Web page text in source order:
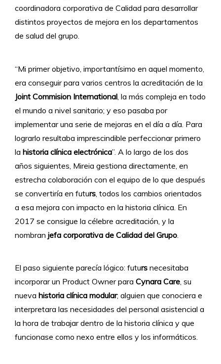
coordinadora corporativa de Calidad para desarrollar
distintos proyectos de mejora en los departamentos
de salud del grupo.
“Mi primer objetivo, importantísimo en aquel momento,
era conseguir para varios centros la acreditación de la
Joint Commision International , la más compleja en todo
el mundo a nivel sanitario; y eso pasaba por
implementar una serie de mejoras en el día a día. Para
lograrlo resultaba imprescindible perfeccionar primero
la historia clínica electrónica”. A lo largo de los dos
años siguientes, Mireia gestiona directamente, en
estrecha colaboración con el equipo de lo que después
se convertiría en futurs , todos los cambios orientados
a esa mejora con impacto en la historia clínica. En
2017 se consigue la célebre acreditación, y la
nombran jefa corporativa de Calidad del Grupo
El paso siguiente parecía lógico: futurs necesitaba
incorporar un Product Owner para Cynara Care, su
nueva historia clínica modular; alguien que conociera e
interpretara las necesidades del personal asistencial a
la hora de trabajar dentro de la historia clínica y que
funcionase como nexo entre ellos y los informáticos.